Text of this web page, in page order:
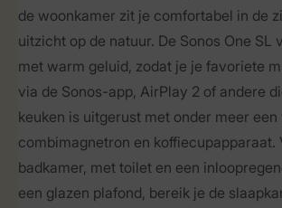
de woonkamer zit je comfortabel in de
uitzicht op de natuur. De Sonos One SL
met warm geluid, zodat je je favoriete
via de Sonos-app, AirPlay 2 of andere
keuken is uitgerust met onder meer
combimagnetron en koffiecupapparaat.
badkamer, met toilet en een
een glazen plafond, bereik je de